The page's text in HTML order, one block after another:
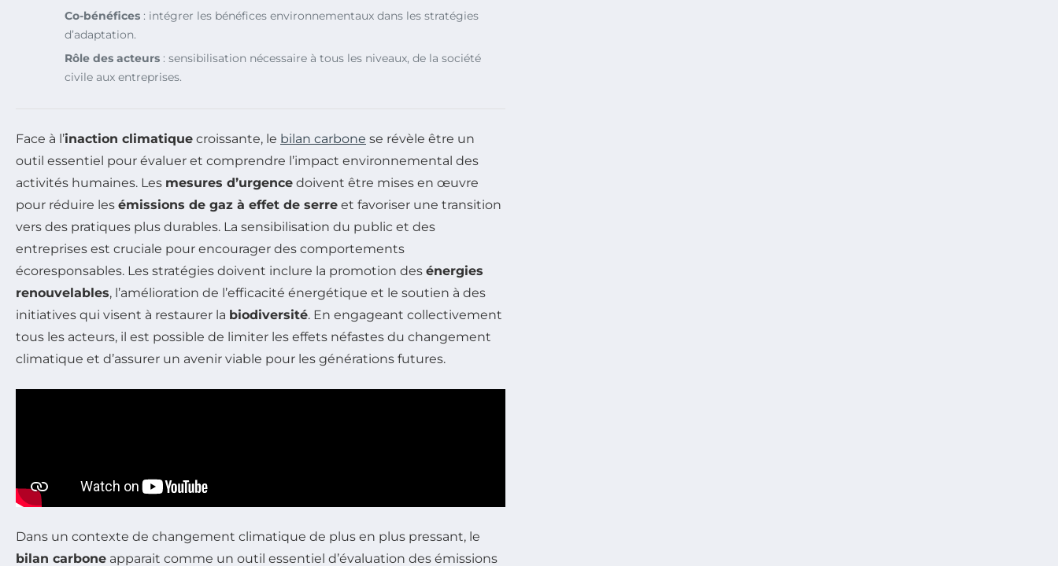
Co-bénéfices : intégrer les bénéfices environnementaux dans les stratégies
d’adaptation.
Rôle des acteurs : sensibilisation nécessaire à tous les niveaux, de la société
civile aux entreprises.
Face à l’inaction climatique croissante, le bilan carbone se révèle être un
outil essentiel pour évaluer et comprendre l’impact environnemental des
activités humaines. Les mesures d’urgence doivent être mises en œuvre
pour réduire les émissions de gaz à effet de serre et favoriser une transition
vers des pratiques plus durables. La sensibilisation du public et des
entreprises est cruciale pour encourager des comportements
écoresponsables. Les stratégies doivent inclure la promotion des énergies
renouvelables, l’amélioration de l’efficacité énergétique et le soutien à des
initiatives qui visent à restaurer la biodiversité. En engageant collectivement
tous les acteurs, il est possible de limiter les effets néfastes du changement
climatique et d’assurer un avenir viable pour les générations futures.
Dans un contexte de changement climatique de plus en plus pressant, le
bilan carbone apparait comme un outil essentiel d’évaluation des émissions